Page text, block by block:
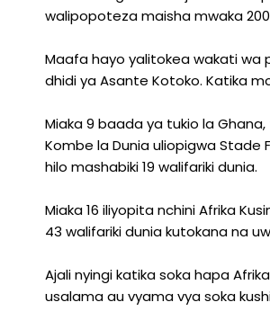
walipopoteza maisha mwaka
Maafa hayo yalitokea wakati wa
dhidi ya Asante Kotoko. Katika
Miaka 9 baada ya tukio la
Kombe la Dunia uliopigwa Stade
hilo mashabiki 19 walifariki dunia.
Miaka 16 iliyopita nchini Afrika
43 walifariki dunia kutokana na
Ajali nyingi katika soka hapa
usalama au vyama vya soka